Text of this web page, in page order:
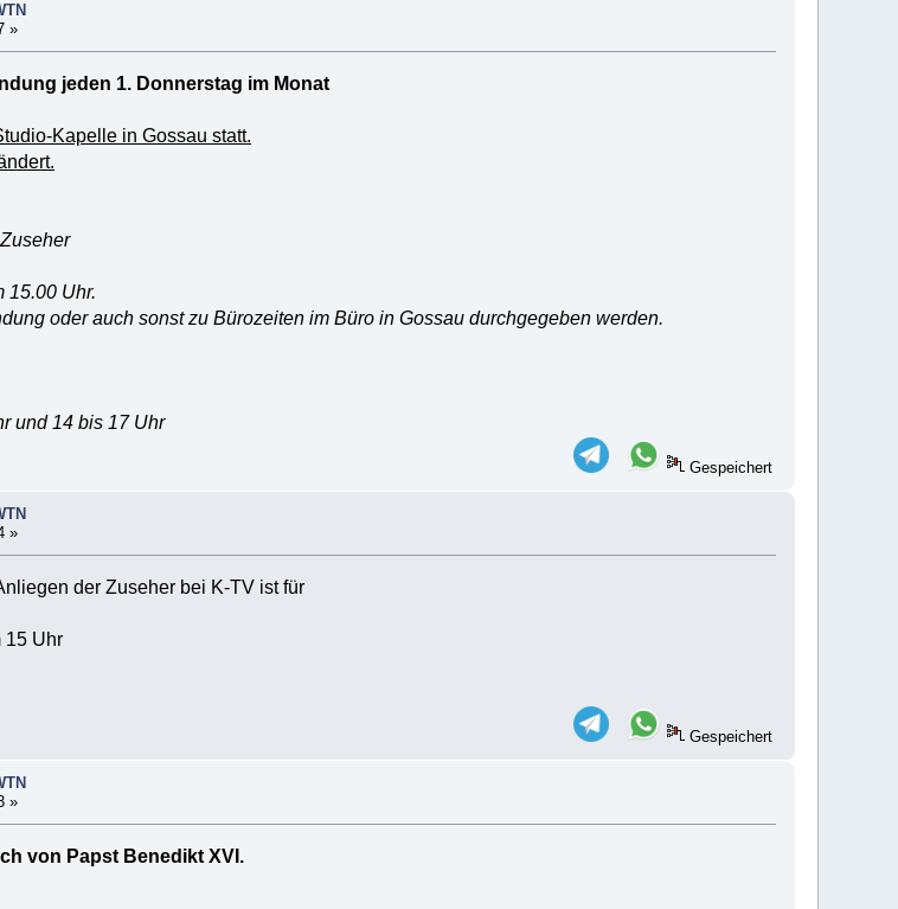
»
jeden 1. Donnerstag im Monat
Kapelle in Gossau statt.
15.00 Uhr.
oder auch sonst zu Bürozeiten im Büro in Gossau durchgegeben werden.
und 14 bis 17 Uhr
Gespeichert
»
der Zuseher bei K-TV ist für
15 Uhr
Gespeichert
»
von Papst Benedikt XVI.